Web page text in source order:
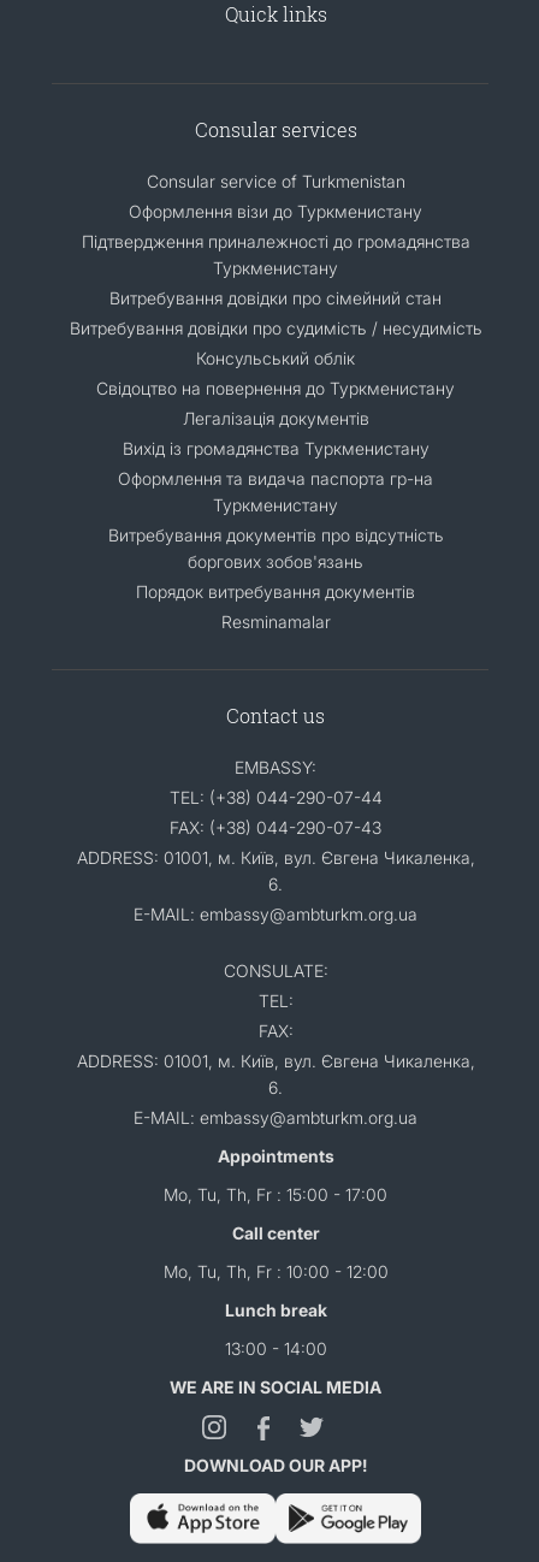
Quick links
Consular services
Consular service of Turkmenistan
Оформлення візи до Туркменистану
Підтвердження приналежності до громадянства
Туркменистану
Витребування довідки про сімейний стан
Витребування довідки про судимість / несудимість
Консульський облік
Свідоцтво на повернення до Туркменистану
Легалізація документів
Вихід із громадянства Туркменистану
Оформлення та видача паспорта гр-на
Туркменистану
Витребування документів про відсутність
боргових зобов'язань
Порядок витребування документів
Resminamalar
Contact us
EMBASSY:
TEL: (+38) 044-290-07-44
FAX: (+38) 044-290-07-43
ADDRESS: 01001, м. Київ, вул. Євгена Чикаленка,
6.
E-MAIL: embassy@ambturkm.org.ua
CONSULATE:
TEL:
FAX:
ADDRESS: 01001, м. Київ, вул. Євгена Чикаленка,
6.
E-MAIL: embassy@ambturkm.org.ua
Appointments
Mo, Tu, Th, Fr : 15:00 - 17:00
Call center
Mo, Tu, Th, Fr : 10:00 - 12:00
Lunch break
13:00 - 14:00
WE ARE IN SOCIAL MEDIA
DOWNLOAD OUR APP!